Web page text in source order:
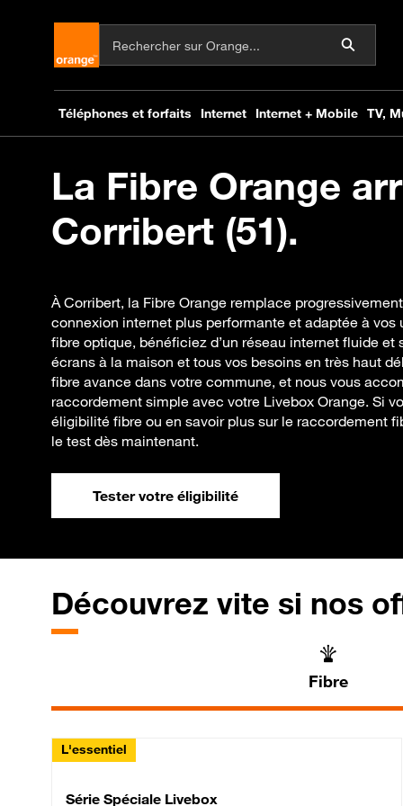
La Fibre Orange
Corribert (51).
À Corribert, la Fibre Orange remplace
connexion internet plus performante et adaptée à vos
fibre optique, bénéficiez d’un réseau internet fluide
écrans à la maison et tous vos besoins en très haut
fibre avance dans votre commune, et nous vous
raccordement simple avec votre Livebox Orange. Si
éligibilité fibre ou en savoir plus sur le raccordement
le test dès maintenant.
Tester votre éligibilité
Découvrez vite si nos
Fibre
L'essentiel
Série Spéciale
Série Spéciale Livebox